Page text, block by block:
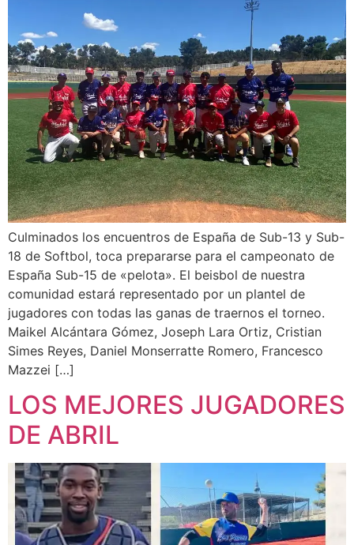
Culminados los encuentros de España de Sub-13 y Sub-
18 de Softbol, toca prepararse para el campeonato de
España Sub-15 de «pelota». El beisbol de nuestra
comunidad estará representado por un plantel de
jugadores con todas las ganas de traernos el torneo.
Maikel Alcántara Gómez, Joseph Lara Ortiz, Cristian
Simes Reyes, Daniel Monserratte Romero, Francesco
Mazzei […]
LOS MEJORES JUGADORES
DE ABRIL